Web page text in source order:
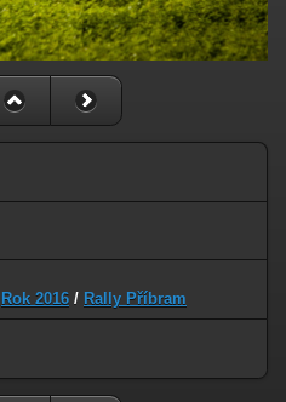
Rok 2016 / Rally Příbram